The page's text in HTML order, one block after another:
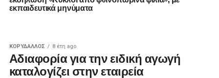
εκπαιδευτικά μηνύματα
ΚΟΡΥΔΑΛΛΟΣ 8 έτη ago
Αδιαφορία για την ειδική αγωγή
καταλογίζει στην εταιρεία